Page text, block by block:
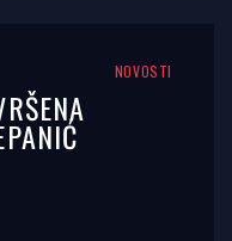
NOVOSTI